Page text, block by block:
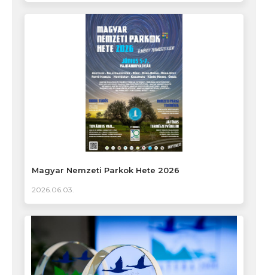
Magyar Nemzeti Parkok Hete 2026
2026.06.03.